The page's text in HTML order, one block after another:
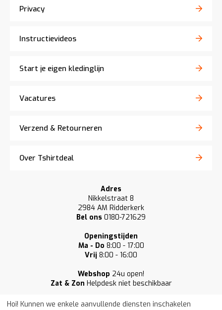
Privacy
Instructievideos
Start je eigen kledinglijn
Vacatures
Verzend & Retourneren
Over Tshirtdeal
Adres
Nikkelstraat 8
2984 AM Ridderkerk
Bel ons 0180-721629
Openingstijden
Ma - Do 8:00 - 17:00
Vrij 8:00 - 16:00
Webshop 24u open!
Zat & Zon Helpdesk niet beschikbaar
Hoi! Kunnen we enkele aanvullende diensten inschakelen